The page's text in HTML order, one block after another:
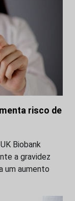
risco de
Biobank
a gravidez
um aumento